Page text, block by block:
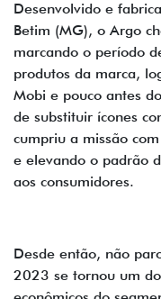
Desenvolvido e
Betim (MG), o Argo
marcando o período
produtos da marca,
Mobi e pouco antes
de substituir ícones
cumpriu a missão
e elevando o padrão
aos consumidores.
Desde então, não
2023 se tornou um